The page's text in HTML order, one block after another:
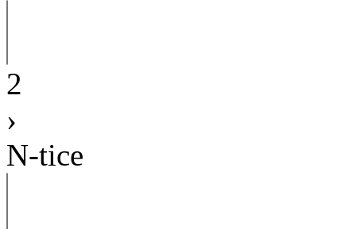
2
›
N-tice